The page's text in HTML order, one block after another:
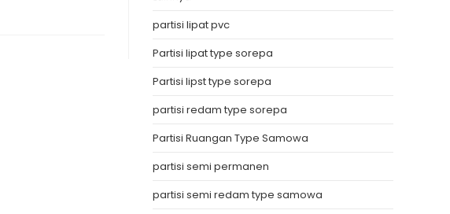
partisi lipat pvc
Partisi lipat type sorepa
Partisi lipst type sorepa
partisi redam type sorepa
Partisi Ruangan Type Samowa
partisi semi permanen
partisi semi redam type samowa